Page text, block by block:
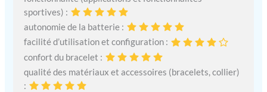
sportives) :
autonomie de la batterie :
facilité d’utilisation et configuration :
confort du bracelet :
qualité des matériaux et accessoires (bracelets, collier)
: